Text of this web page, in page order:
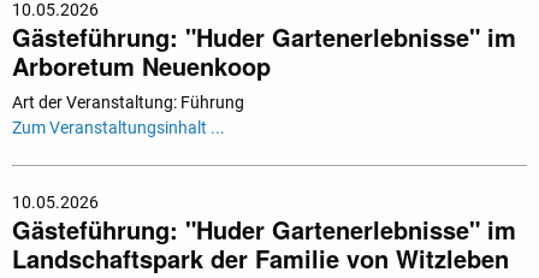
10.05.2026
Gästeführung: "Huder Gartenerlebnisse" im
Arboretum Neuenkoop
Art der Veranstaltung: Führung
Zum Veranstaltungsinhalt ...
10.05.2026
Gästeführung: "Huder Gartenerlebnisse" im
Landschaftspark der Familie von Witzleben